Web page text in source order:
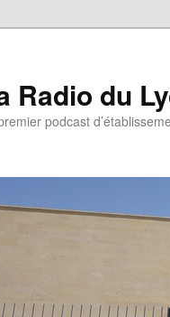
Radio du
podcast